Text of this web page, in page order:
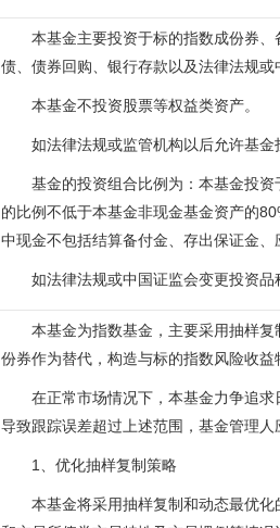
本基金主要投资于标的指数成份券
债、债券回购、银行存款以及法律法规
本基金不投资股票等权益类资产。
如法律法规或监管机构以后允许基
基金的投资组合比例为：本基金投
的比例不低于本基金非现金基金资产的
中现金不包括结算备付金、存出保证金、
如法律法规或中国证监会变更投资
本基金为指数基金，主要采用抽样
份券作为替代，构造与标的指数风险收
在正常市场情况下，本基金力争追
导致跟踪误差超过上述范围，基金管理
1、优化抽样复制策略
本基金将采用抽样复制和动态最优